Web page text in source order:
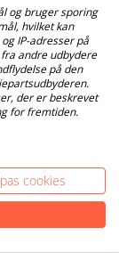
og bruger sporing
hvilket kan
IP-adresser på
andre udbydere
på den
der er beskrevet
for fremtiden.
cookies